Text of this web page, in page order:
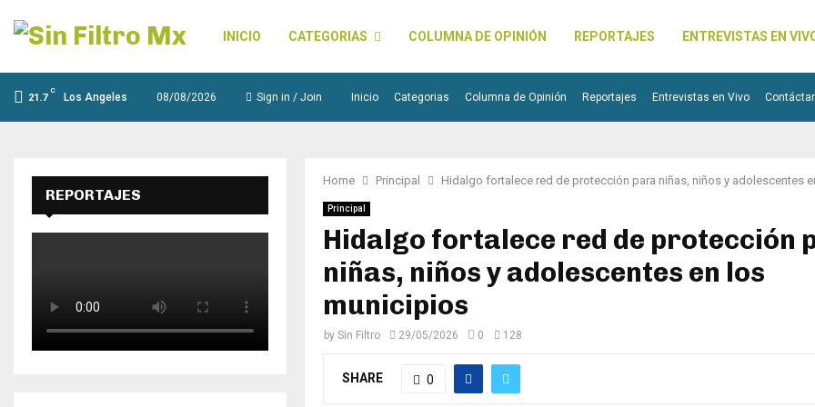
INICIO CATEGORIAS COLUMNA DE OPINIÓN REPORTAJES ENTREVISTAS EN
21.7
C
Los Angeles 08/08/2026 Sign in / Join Inicio Categorias Columna de Opinión Reportajes Entrevistas en Vivo
Home Principal Hidalgo fortalece red de protección para niñas, niños y adolescentes
Principal
Hidalgo fortalece red de protección
niñas, niños y adolescentes en los
municipios
by Sin Filtro 29/05/2026 0 128
SHARE 0
REPORTAJES